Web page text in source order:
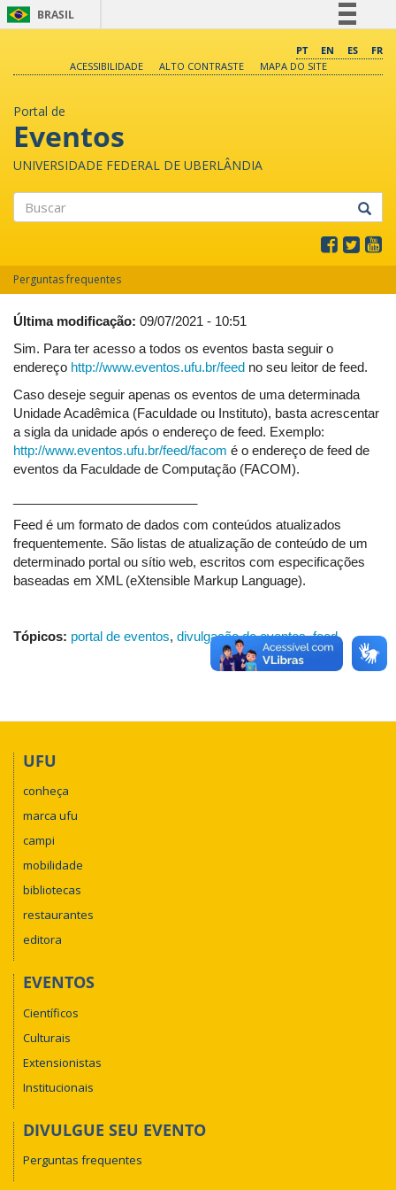
BRASIL
Comunica BR
PT EN ES
FR
ACESSIBILIDADE
ALTO CONTRASTE MAPA DO SITE
Portal de
Eventos
UNIVERSIDADE FEDERAL DE UBERLÂNDIA
Perguntas frequentes
Última modificação: 09/07/2021 - 10:51
Sim. Para ter acesso a todos os eventos basta seguir o
endereço http://www.eventos.ufu.br/feed no seu leitor de feed.
Caso deseje seguir apenas os eventos de uma determinada
Unidade Acadêmica (Faculdade ou Instituto), basta acrescentar
a sigla da unidade após o endereço de feed. Exemplo:
http://www.eventos.ufu.br/feed/facom é o endereço de feed de
eventos da Faculdade de Computação (FACOM).
Feed é um formato de dados com conteúdos atualizados
frequentemente. São listas de atualização de conteúdo de um
determinado portal ou sítio web, escritos com especificações
baseadas em XML (eXtensible Markup Language).
Tópicos: portal de eventos, divulgação de eventos,feed
UFU
conheça
marca ufu
campi
mobilidade
bibliotecas
restaurantes
editora
EVENTOS
Científicos
Culturais
Extensionistas
Institucionais
DIVULGUE SEU EVENTO
Perguntas frequentes